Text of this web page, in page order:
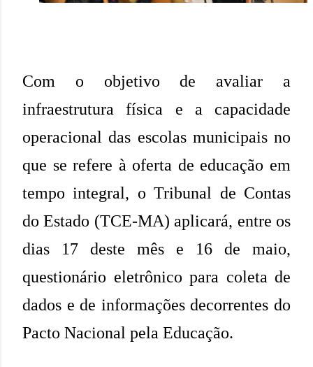
Com o objetivo de avaliar a
infraestrutura física e a capacidade
operacional das escolas municipais no
que se refere à oferta de educação em
tempo integral, o Tribunal de Contas
do Estado (TCE-MA) aplicará, entre os
dias 17 deste mês e 16 de maio,
questionário eletrônico para coleta de
dados e de informações decorrentes do
Pacto Nacional pela Educação.